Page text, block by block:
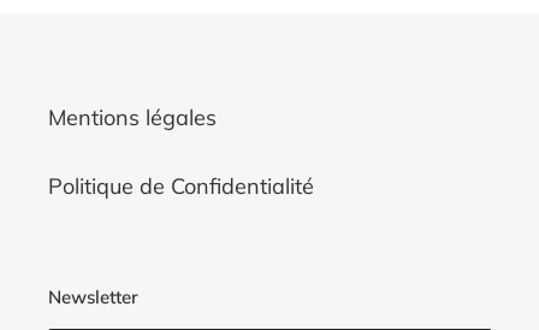
Mentions légales
Politique de Confidentialité
Newsletter